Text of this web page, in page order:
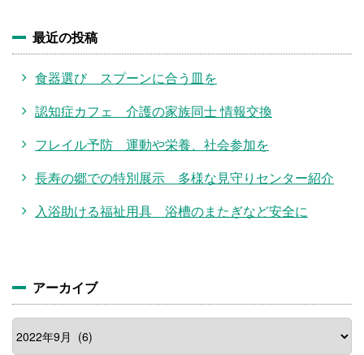
最近の投稿
食器選び スプーンに合う皿を
認知症カフェ 介護の家族同士 情報交換
フレイル予防 運動や栄養、社会参加を
長寿の郷での特別展示 多様な見守りセンター紹介
入浴助ける福祉用具 浴槽のまたぎなど安全に
アーカイブ